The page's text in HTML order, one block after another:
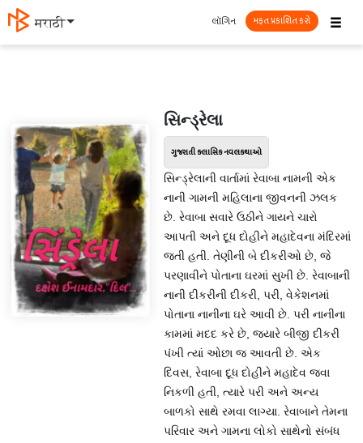
मराठी ☰
લૉગિન મફત પ્રકાશિત કરો
સિન્ડ્રેલા
ગુજરાતી ક્લાસિક નવલકથાઓ
સિન્ડ્રેલાની વાર્તામાં રેવાબા નામની એક
નાની ગામની મહિલાના જીવનની ઝલક
છે. રેવાબા સવારે ઉઠીને ગાયને ચારો
આપતી અને દૂધ દોહીને મહાદેવના મંદિરમાં
જતી હતી. તેણીની બે દીકરીઓ છે, જે
પરણાવીને પોતાના ઘરમાં સુખી છે. રેવાબાની
નાની દીકરીની દીકરી, પરી, વેકેશનમાં
પોતાના નાનીના ઘરે આવી છે. પરી નાનીના
કામમાં મદદ કરે છે, જ્યારે બીજી દીકરી
પંખી ત્યાં ઓછા જ આવતી છે. એક
દિવસ, રેવાબા દૂધ દોહીને મહાદેવ જવા
નિકળી હતી, ત્યારે પરી અને અન્ય
બાળકો સાથે રમવા લાગ્યા. રેવાબાને તેમના
પરિવાર અને ગામના લોકો સાથેનો સંબંધ